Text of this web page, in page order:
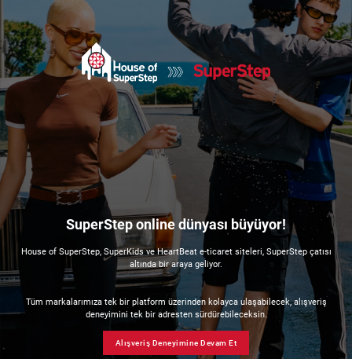
SuperStep online dünyası büyüyor!
House of SuperStep, SuperKids ve HeartBeat e-ticaret siteleri, SuperStep çatısı
altında bir araya geliyor.
Tüm markalarımıza tek bir platform üzerinden kolayca ulaşabilecek, alışveriş
deneyimini tek bir adresten sürdürebileceksin.
Alışveriş Deneyimine Devam Et